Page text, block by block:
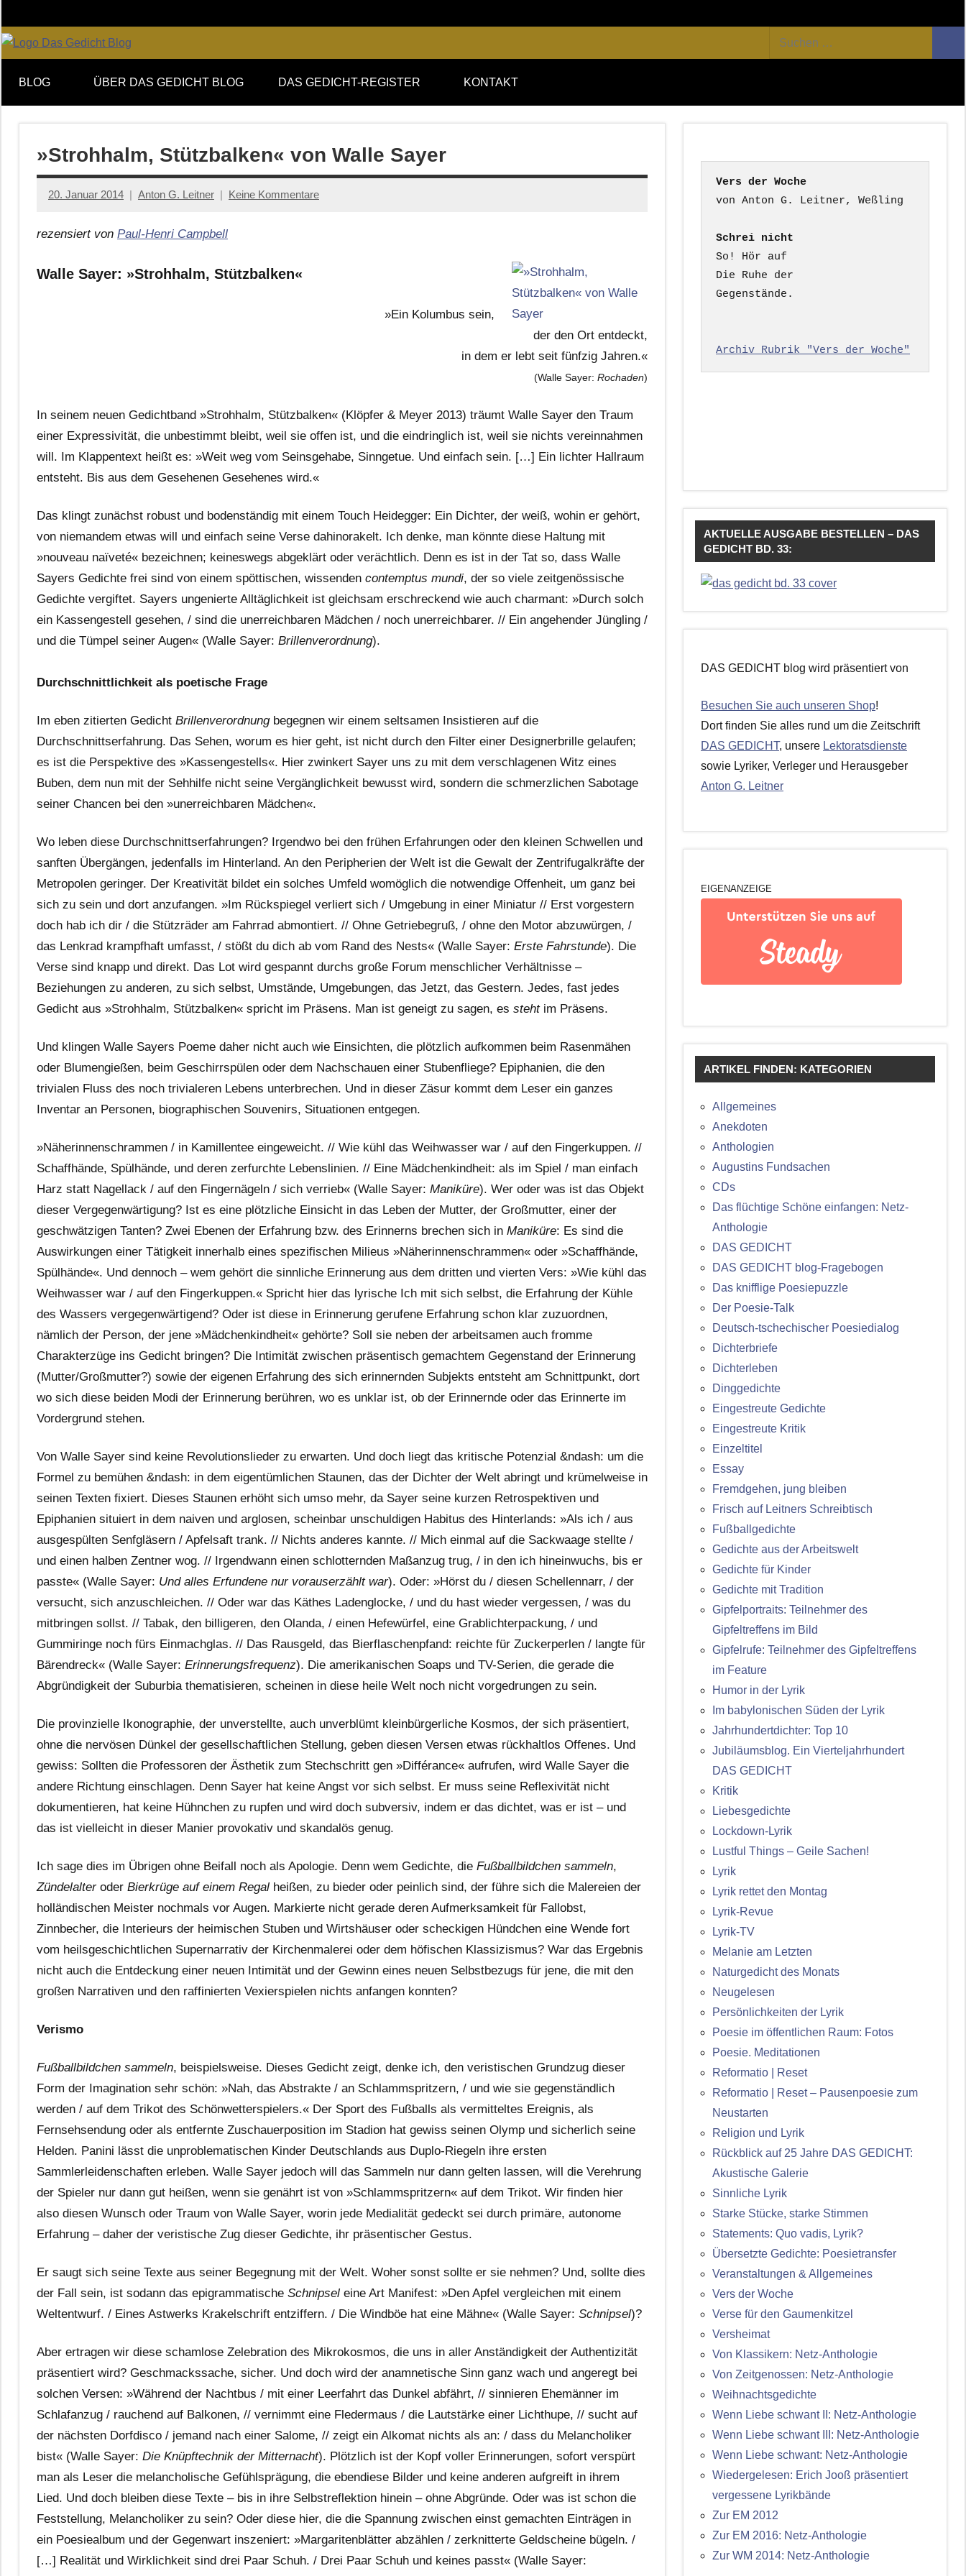
Inhalt
springen
DAS
GEDICHT
blog
von
DAS
GEDICHT.
Zeitschrift
für
Lyrik,
Essay
Kritik
Suchen
nach:
BLOG ÜBER DAS GEDICHT BLOG DAS GEDICHT-REGISTER KONTAKT
»Strohhalm, Stützbalken« von Walle Sayer
20. Januar 2014 Anton G. Leitner Keine Kommentare
rezensiert von Paul-Henri Campbell
Walle Sayer: »Strohhalm, Stützbalken«
»Ein Kolumbus sein,
der den Ort entdeckt,
in dem er lebt seit fünfzig Jahren.«
(Walle Sayer: Rochaden)
In seinem neuen Gedichtband »Strohhalm, Stützbalken« (Klöpfer & Meyer 2013) träumt Walle Sayer den Traum
einer Expressivität, die unbestimmt bleibt, weil sie offen ist, und die eindringlich ist, weil sie nichts vereinnahmen
will. Im Klappentext heißt es: »Weit weg vom Seinsgehabe, Sinngetue. Und einfach sein. […] Ein lichter Hallraum
entsteht. Bis aus dem Gesehenen Gesehenes wird.«
Das klingt zunächst robust und bodenständig mit einem Touch Heidegger: Ein Dichter, der weiß, wohin er gehört,
von niemandem etwas will und einfach seine Verse dahinorakelt. Ich denke, man könnte diese Haltung mit
»nouveau naïveté« bezeichnen; keineswegs abgeklärt oder verächtlich. Denn es ist in der Tat so, dass Walle
Sayers Gedichte frei sind von einem spöttischen, wissenden contemptus mundi, der so viele zeitgenössische
Gedichte vergiftet. Sayers ungenierte Alltäglichkeit ist gleichsam erschreckend wie auch charmant: »Durch solch
ein Kassengestell gesehen, / sind die unerreichbaren Mädchen / noch unerreichbarer. // Ein angehender Jüngling /
und die Tümpel seiner Augen« (Walle Sayer: Brillenverordnung).
Durchschnittlichkeit als poetische Frage
Im eben zitierten Gedicht Brillenverordnungbegegnen wir einem seltsamen Insistieren auf die
Durchschnittserfahrung. Das Sehen, worum es hier geht, ist nicht durch den Filter einer Designerbrille gelaufen;
es ist die Perspektive des »Kassengestells«. Hier zwinkert Sayer uns zu mit dem verschlagenen Witz eines
Buben, dem nun mit der Sehhilfe nicht seine Vergänglichkeit bewusst wird, sondern die schmerzlichen Sabotage
seiner Chancen bei den »unerreichbaren Mädchen«.
Wo leben diese Durchschnittserfahrungen? Irgendwo bei den frühen Erfahrungen oder den kleinen Schwellen und
sanften Übergängen, jedenfalls im Hinterland. An den Peripherien der Welt ist die Gewalt der Zentrifugalkräfte der
Metropolen geringer. Der Kreativität bildet ein solches Umfeld womöglich die notwendige Offenheit, um ganz bei
sich zu sein und dort anzufangen. »Im Rückspiegel verliert sich / Umgebung in einer Miniatur // Erst vorgestern
doch hab ich dir / die Stützräder am Fahrrad abmontiert. // Ohne Getriebegruß, / ohne den Motor abzuwürgen, /
das Lenkrad krampfhaft umfasst, / stößt du dich ab vom Rand des Nests« (Walle Sayer: Erste Fahrstunde). Die
Verse sind knapp und direkt. Das Lot wird gespannt durchs große Forum menschlicher Verhältnisse –
Beziehungen zu anderen, zu sich selbst, Umstände, Umgebungen, das Jetzt, das Gestern. Jedes, fast jedes
Gedicht aus »Strohhalm, Stützbalken« spricht im Präsens. Man ist geneigt zu sagen, es stehtim Präsens.
Und klingen Walle Sayers Poeme daher nicht auch wie Einsichten, die plötzlich aufkommen beim Rasenmähen
oder Blumengießen, beim Geschirrspülen oder dem Nachschauen einer Stubenfliege? Epiphanien, die den
trivialen Fluss des noch trivialeren Lebens unterbrechen. Und in dieser Zäsur kommt dem Leser ein ganzes
Inventar an Personen, biographischen Souvenirs, Situationen entgegen.
»Näherinnenschrammen / in Kamillentee eingeweicht. // Wie kühl das Weihwasser war / auf den Fingerkuppen. //
Schaffhände, Spülhände, und deren zerfurchte Lebenslinien. // Eine Mädchenkindheit: als im Spiel / man einfach
Harz statt Nagellack / auf den Fingernägeln / sich verrieb« (Walle Sayer: Maniküre). Wer oder was ist das Objekt
dieser Vergegenwärtigung? Ist es eine plötzliche Einsicht in das Leben der Mutter, der Großmutter, einer der
geschwätzigen Tanten? Zwei Ebenen der Erfahrung bzw. des Erinnerns brechen sich in Maniküre: Es sind die
Auswirkungen einer Tätigkeit innerhalb eines spezifischen Milieus »Näherinnenschrammen« oder »Schaffhände,
Spülhände«. Und dennoch – wem gehört die sinnliche Erinnerung aus dem dritten und vierten Vers: »Wie kühl das
Weihwasser war / auf den Fingerkuppen.« Spricht hier das lyrische Ich mit sich selbst, die Erfahrung der Kühle
des Wassers vergegenwärtigend? Oder ist diese in Erinnerung gerufene Erfahrung schon klar zuzuordnen,
nämlich der Person, der jene »Mädchenkindheit« gehörte? Soll sie neben der arbeitsamen auch fromme
Charakterzüge ins Gedicht bringen? Die Intimität zwischen präsentisch gemachtem Gegenstand der Erinnerung
(Mutter/Großmutter?) sowie der eigenen Erfahrung des sich erinnernden Subjekts entsteht am Schnittpunkt, dort
wo sich diese beiden Modi der Erinnerung berühren, wo es unklar ist, ob der Erinnernde oder das Erinnerte im
Vordergrund stehen.
Von Walle Sayer sind keine Revolutionslieder zu erwarten. Und doch liegt das kritische Potenzial &ndash: um die
Formel zu bemühen &ndash: in dem eigentümlichen Staunen, das der Dichter der Welt abringt und krümelweise in
seinen Texten fixiert. Dieses Staunen erhöht sich umso mehr, da Sayer seine kurzen Retrospektiven und
Epiphanien situiert in dem naiven und arglosen, scheinbar unschuldigen Habitus des Hinterlands: »Als ich / aus
ausgespülten Senfgläsern / Apfelsaft trank. // Nichts anderes kannte. // Mich einmal auf die Sackwaage stellte /
und einen halben Zentner wog. // Irgendwann einen schlotternden Maßanzug trug, / in den ich hineinwuchs, bis er
passte« (Walle Sayer: Und alles Erfundene nur vorauserzählt war). Oder: »Hörst du / diesen Schellennarr, / der
versucht, sich anzuschleichen. // Oder war das Käthes Ladenglocke, / und du hast wieder vergessen, / was du
mitbringen sollst. // Tabak, den billigeren, den Olanda, / einen Hefewürfel, eine Grablichterpackung, / und
Gummiringe noch fürs Einmachglas. // Das Rausgeld, das Bierflaschenpfand: reichte für Zuckerperlen / langte für
Bärendreck« (Walle Sayer: Erinnerungsfrequenz). Die amerikanischen Soaps und TV-Serien, die gerade die
Abgründigkeit der Suburbia thematisieren, scheinen in diese heile Welt noch nicht vorgedrungen zu sein.
Die provinzielle Ikonographie, der unverstellte, auch unverblümt kleinbürgerliche Kosmos, der sich präsentiert,
ohne die nervösen Dünkel der gesellschaftlichen Stellung, geben diesen Versen etwas rückhaltlos Offenes. Und
gewiss: Sollten die Professoren der Ästhetik zum Stechschritt gen »Différance« aufrufen, wird Walle Sayer die
andere Richtung einschlagen. Denn Sayer hat keine Angst vor sich selbst. Er muss seine Reflexivität nicht
dokumentieren, hat keine Hühnchen zu rupfen und wird doch subversiv, indem er das dichtet, was er ist – und
das ist vielleicht in dieser Manier provokativ und skandalös genug.
Ich sage dies im Übrigen ohne Beifall noch als Apologie. Denn wem Gedichte, die Fußballbildchen sammeln,
Zündelalteroder Bierkrüge auf einem Regal heißen, zu bieder oder peinlich sind, der führe sich die Malereien der
holländischen Meister nochmals vor Augen. Markierte nicht gerade deren Aufmerksamkeit für Fallobst,
Zinnbecher, die Interieurs der heimischen Stuben und Wirtshäuser oder scheckigen Hündchen eine Wende fort
vom heilsgeschichtlichen Supernarrativ der Kirchenmalerei oder dem höfischen Klassizismus? War das Ergebnis
nicht auch die Entdeckung einer neuen Intimität und der Gewinn eines neuen Selbstbezugs für jene, die mit den
großen Narrativen und den raffinierten Vexierspielen nichts anfangen konnten?
Verismo
Fußballbildchen sammeln, beispielsweise. Dieses Gedicht zeigt, denke ich, den veristischen Grundzug dieser
Form der Imagination sehr schön: »Nah, das Abstrakte / an Schlammspritzern, / und wie sie gegenständlich
werden / auf dem Trikot des Schönwetterspielers.« Der Sport des Fußballs als vermitteltes Ereignis, als
Fernsehsendung oder als entfernte Zuschauerposition im Stadion hat gewiss seinen Olymp und sicherlich seine
Helden. Panini lässt die unproblematischen Kinder Deutschlands aus Duplo-Riegeln ihre ersten
Sammlerleidenschaften erleben. Walle Sayer jedoch will das Sammeln nur dann gelten lassen, will die Verehrung
der Spieler nur dann gut heißen, wenn sie genährt ist von »Schlammspritzern« auf dem Trikot. Wir finden hier
also diesen Wunsch oder Traum von Walle Sayer, worin jede Medialität gedeckt sei durch primäre, autonome
Erfahrung – daher der veristische Zug dieser Gedichte, ihr präsentischer Gestus.
Er saugt sich seine Texte aus seiner Begegnung mit der Welt. Woher sonst sollte er sie nehmen? Und, sollte dies
der Fall sein, ist sodann das epigrammatische Schnipsel eine Art Manifest: »Den Apfel vergleichen mit einem
Weltentwurf. / Eines Astwerks Krakelschrift entziffern. / Die Windböe hat eine Mähne« (Walle Sayer: Schnipsel)?
Aber ertragen wir diese schamlose Zelebration des Mikrokosmos, die uns in aller Anständigkeit der Authentizität
präsentiert wird? Geschmackssache, sicher. Und doch wird der anamnetische Sinn ganz wach und angeregt bei
solchen Versen: »Während der Nachtbus / mit einer Leerfahrt das Dunkel abfährt, // sinnieren Ehemänner im
Schlafanzug / rauchend auf Balkonen, // vernimmt eine Fledermaus / die Lautstärke einer Lichthupe, // sucht auf
der nächsten Dorfdisco / jemand nach einer Salome, // zeigt ein Alkomat nichts als an: / dass du Melancholiker
bist« (Walle Sayer: Die Knüpftechnik der Mitternacht). Plötzlich ist der Kopf voller Erinnerungen, sofort verspürt
man als Leser die melancholische Gefühlsprägung, die ebendiese Bilder und keine anderen aufgreift in ihrem
Lied. Und doch bleiben diese Texte – bis in ihre Selbstreflektion hinein – ohne Abgründe. Oder was ist schon die
Feststellung, Melancholiker zu sein? Oder diese hier, die die Spannung zwischen einst gemachten Einträgen in
ein Poesiealbum und der Gegenwart inszeniert: »Margaritenblätter abzählen / zerknitterte Geldscheine bügeln. /
[…] Realität und Wirklichkeit sind drei Paar Schuh. / Drei Paar Schuh und keines passt« (Walle Sayer:
Vers der Woche
Schrei nicht
So! Hör auf
Die Ruhe der
Gegenstände.
Archiv Rubrik "Vers der Woche"
AKTUELLE AUSGABE BESTELLEN – DAS
GEDICHT BD. 33:
DAS GEDICHT blog wird präsentiert von
Besuchen Sie auch unseren Shop!
Dort finden Sie alles rund um die Zeitschrift
DAS GEDICHT, unsere Lektoratsdienste
sowie Lyriker, Verleger und Herausgeber
Anton G. Leitner
EIGENANZEIGE
ARTIKEL FINDEN: KATEGORIEN
Allgemeines
Anekdoten
Anthologien
Augustins Fundsachen
CDs
Das flüchtige Schöne einfangen: Netz-
Anthologie
DAS GEDICHT
DAS GEDICHT blog-Fragebogen
Das knifflige Poesiepuzzle
Der Poesie-Talk
Deutsch-tschechischer Poesiedialog
Dichterbriefe
Dichterleben
Dinggedichte
Eingestreute Gedichte
Eingestreute Kritik
Einzeltitel
Essay
Fremdgehen, jung bleiben
Frisch auf Leitners Schreibtisch
Fußballgedichte
Gedichte aus der Arbeitswelt
Gedichte für Kinder
Gedichte mit Tradition
Gipfelportraits: Teilnehmer des
Gipfeltreffens im Bild
Gipfelrufe: Teilnehmer des Gipfeltreffens
im Feature
Humor in der Lyrik
Im babylonischen Süden der Lyrik
Jahrhundertdichter: Top 10
Jubiläumsblog. Ein Vierteljahrhundert
DAS GEDICHT
Kritik
Liebesgedichte
Lockdown-Lyrik
Lustful Things – Geile Sachen!
Lyrik
Lyrik rettet den Montag
Lyrik-Revue
Lyrik-TV
Melanie am Letzten
Naturgedicht des Monats
Neugelesen
Persönlichkeiten der Lyrik
Poesie im öffentlichen Raum: Fotos
Poesie. Meditationen
Reformatio | Reset
Reformatio | Reset – Pausenpoesie zum
Neustarten
Religion und Lyrik
Rückblick auf 25 Jahre DAS GEDICHT:
Akustische Galerie
Sinnliche Lyrik
Starke Stücke, starke Stimmen
Statements: Quo vadis, Lyrik?
Übersetzte Gedichte: Poesietransfer
Veranstaltungen & Allgemeines
Vers der Woche
Verse für den Gaumenkitzel
Versheimat
Von Klassikern: Netz-Anthologie
Von Zeitgenossen: Netz-Anthologie
Weihnachtsgedichte
Wenn Liebe schwant II: Netz-Anthologie
Wenn Liebe schwant III: Netz-Anthologie
Wenn Liebe schwant: Netz-Anthologie
Wiedergelesen: Erich Jooß präsentiert
vergessene Lyrikbände
Zur EM 2012
Zur EM 2016: Netz-Anthologie
Zur WM 2014: Netz-Anthologie